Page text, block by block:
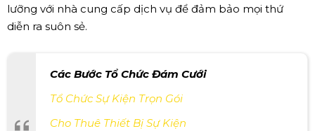
lưỡng với nhà cung cấp dịch vụ để đảm bảo mọi thứ
diễn ra suôn sẻ.
Các Bước Tổ Chức Đám Cưới
Tổ Chức Sự Kiện Trọn Gói
Cho Thuê Thiết Bị Sự Kiện